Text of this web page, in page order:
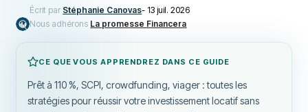
Écrit par Stéphanie Canovas- 13 juil. 2026
Nous adhérons La promesse Financera
CE QUE VOUS APPRENDREZ DANS CE GUIDE
Prêt à 110 %, SCPI, crowdfunding, viager : toutes les
stratégies pour réussir votre investissement locatif sans